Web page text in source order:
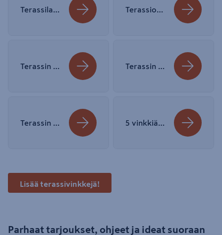
Lisää terassivinkkejä!
Parhaat tarjoukset, ohjeet ja ideat suoraan